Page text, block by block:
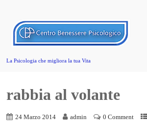
La Psicologia che migliora la tua Vita
rabbia al volante
24 Marzo 2014 admin 0 Comment